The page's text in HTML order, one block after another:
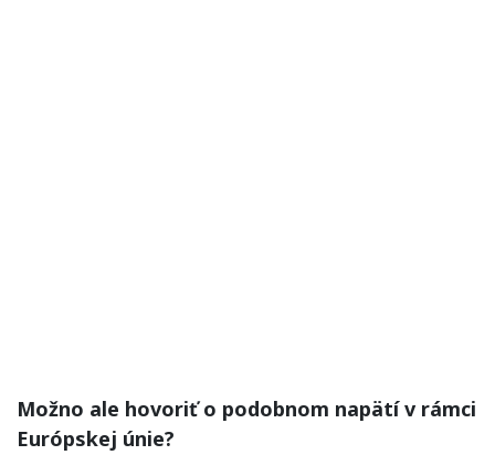
Možno ale hovoriť o podobnom napätí v rámci
Európskej únie?